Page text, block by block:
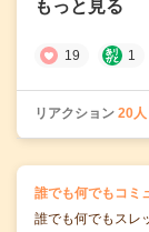
もっと見る
19 1
リアクション 20人
誰でも何でもコミ
誰でも何でもスレ